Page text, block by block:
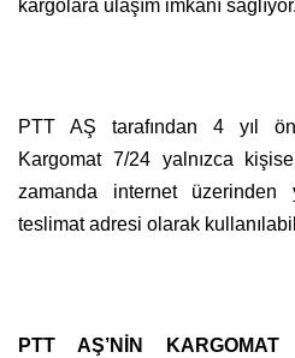
kargolara ulaşım imkânı sağlıyor.
PTT AŞ tarafından 4 yıl
Kargomat 7/24 yalnızca
zamanda internet üzerinden
teslimat adresi olarak
PTT AŞ’NİN